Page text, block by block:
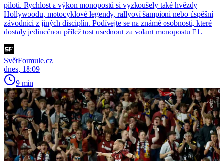
piloti. Rychlost a výkon monopostů si vyzkoušely také hvězdy
Hollywoodu, motocyklové legendy, rallyoví šampioni nebo úspěšní
závodníci z jiných disciplín. Podívejte se na známé osobnosti, které
dostaly jedinečnou příležitost usednout za volant monopostu F1.
SvětFormule.cz
dnes, 18:09
9 min